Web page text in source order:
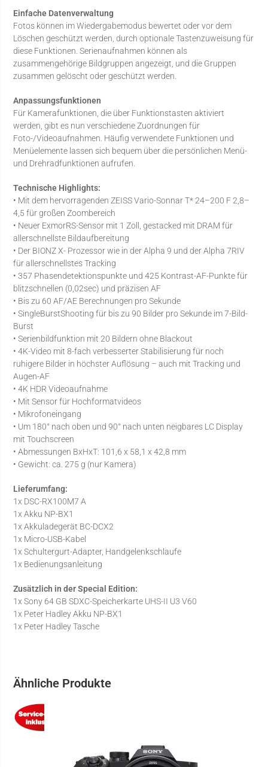
Einfache Datenverwaltung
Fotos können im Wiedergabemodus bewertet oder vor dem
Löschen geschützt werden, durch optionale Tastenzuweisung für
diese Funktionen. Serienaufnahmen können als
zusammengehörige Bildgruppen angezeigt, und die Gruppen
zusammen gelöscht oder geschützt werden.
Anpassungsfunktionen
Für Kamerafunktionen, die über Funktionstasten aktiviert
werden, gibt es nun verschiedene Zuordnungen für
Foto-/Videoaufnahmen. Häufig verwendete Funktionen und
Menüelemente lassen sich bequem über die persönlichen Menü-
und Drehradfunktionen aufrufen.
Technische Highlights:
• Mit dem hervorragenden ZEISS Vario-Sonnar T* 24–200 F 2,8–
4,5 für großen Zoombereich
• Neuer ExmorRS-Sensor mit 1 Zoll, gestacked mit DRAM für
allerschnellste Bildaufbereitung
• Der BIONZ X- Prozessor wie in der Alpha 9 und der Alpha 7RIV
für allerschnellstes Tracking
• 357 Phasendetektionspunkte und 425 Kontrast-AF-Punkte für
blitzschnellen (0,02sec) und präzisen AF
• Bis zu 60 AF/AE Berechnungen pro Sekunde
• SingleBurstShooting für bis zu 90 Bilder pro Sekunde im 7-Bild-
Burst
• Serienbildfunktion mit 20 Bildern ohne Blackout
• 4K-Video mit 8-fach verbesserter Stabilisierung für noch
ruhigere Bilder in höchster Auflösung – auch mit Tracking und
Augen-AF
• 4K HDR Videoaufnahme
• Mit Sensor für Hochformatvideos
• Mikrofoneingang
• Um 180° nach oben und 90° nach unten neigbares LC Display
mit Touchscreen
• Abmessungen BxHxT: 101,6 x 58,1 x 42,8 mm
• Gewicht: ca. 275 g (nur Kamera)
Lieferumfang:
1x DSC-RX100M7 A
1x Akku NP-BX1
1x Akkuladegerät BC-DCX2
1x Micro-USB-Kabel
1x Schultergurt-Adapter, Handgelenkschlaufe
1x Bedienungsanleitung
Zusätzlich in der Special Edition:
1x Sony 64 GB SDXC-Speicherkarte UHS-II U3 V60
1x Peter Hadley Akku NP-BX1
1x Peter Hadley Tasche
Ähnliche Produkte